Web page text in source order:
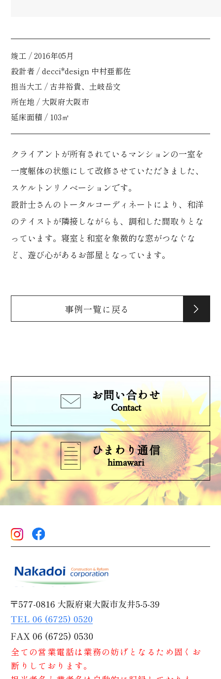
竣工 / 2016年05月
設計者 / decci*design 中村亜都佐
担当大工 / 古井裕貴、土岐岳文
所在地 / 大阪府大阪市
延床面積 / 103㎡
クライアントが所有されているマンションの一室を
一度躯体の状態にして改修させていただきました、
スケルトンリノベーションです。
設計士さんのトータルコーディネートにより、和洋
のテイストが隣接しながらも、調和した間取りとな
っています。寝室と和室を象徴的な窓がつなぐな
ど、遊び心があるお部屋となっています。
事例一覧に戻る
お問い合わせ
Contact
ひまわり通信
himawari
全ての営業電話は業務の妨げとなるため固くお
断りしております。